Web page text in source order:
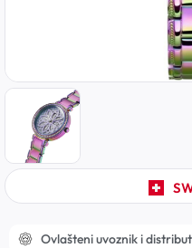
Ovlašteni uvoznik i